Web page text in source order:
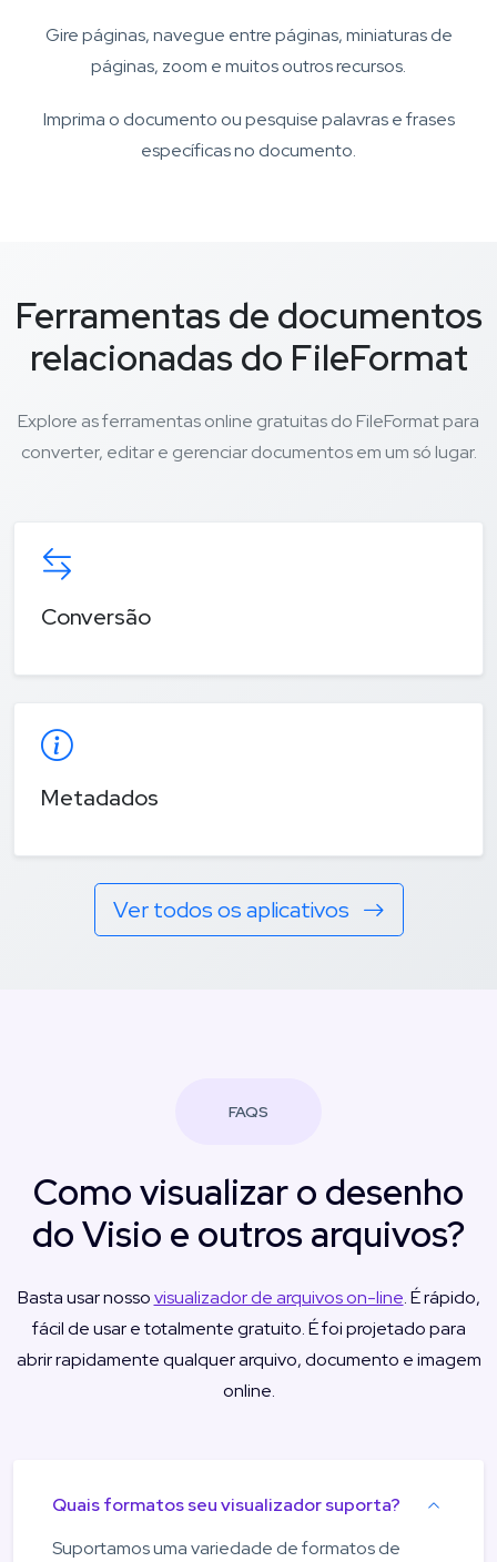
Gire páginas, navegue entre páginas, miniaturas de
páginas, zoom e muitos outros recursos.
Imprima o documento ou pesquise palavras e frases
específicas no documento.
Ferramentas de documentos
relacionadas do FileFormat
Explore as ferramentas online gratuitas do FileFormat para
converter, editar e gerenciar documentos em um só lugar.
Conversão
Metadados
Ver todos os aplicativos
FAQS
Como visualizar o desenho
do Visio e outros arquivos?
Basta usar nossovisualizador de arquivos on-line. É rápido,
fácil de usar e totalmente gratuito. É foi projetado para
abrir rapidamente qualquer arquivo, documento e imagem
online.
Quais formatos seu visualizador suporta?
Suportamos uma variedade de formatos de